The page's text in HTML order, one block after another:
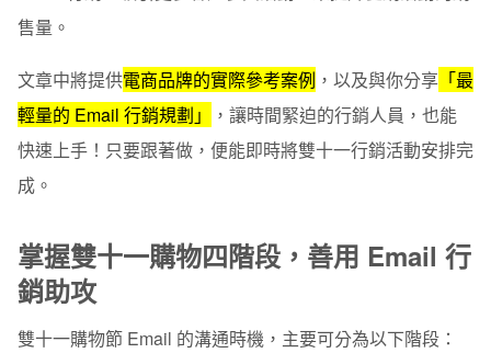
2. 宣布促銷
3. 最後提醒
4. 延長熱潮
售量。
文章中將提供電商品牌的實際參考案例 ，以及與你分享 「最
輕量的 Email 行銷規劃」
，讓時間緊迫的行銷人員，也能
快速上手！只要跟著做，便能即時將雙十一行銷活動安排完
成。
掌握雙十一購物四階段，善用 Email 行
銷助攻
雙十一購物節 Email 的溝通時機，主要可分為以下階段：